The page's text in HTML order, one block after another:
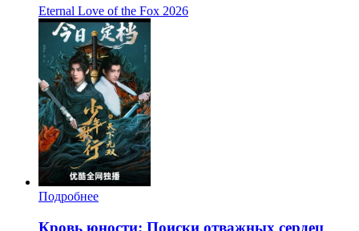
Eternal Love of the Fox 2026
Подробнее
Кровь юности: Поиски отважных сердец